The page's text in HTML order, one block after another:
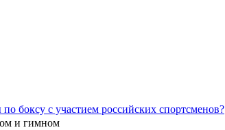
боксу с участием российских спортсменов?
и гимном